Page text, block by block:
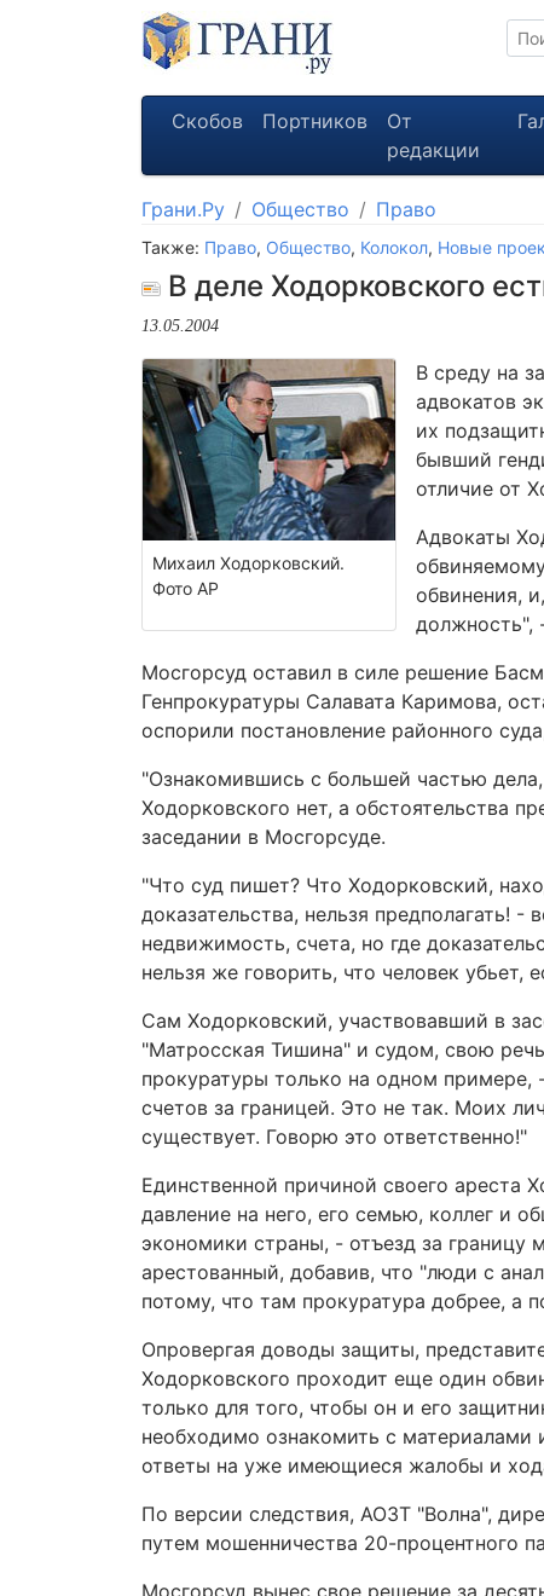
Скобов Портников
От
редакции
Грани.Ру Общество Право
Также: Право, Общество, Колокол, Новые
В деле Ходорковского
13.05.2004
Михаил Ходорковский.
Фото АР
В среду на
адвокатов
их
бывший
отличие от
Адвокаты
обвинения,
должность",
Мосгорсуд оставил в силе решение
Генпрокуратуры Салавата Каримова,
оспорили постановление районного
"Ознакомившись с большей частью
Ходорковского нет, а обстоятельства
заседании в Мосгорсуде.
"Что суд пишет? Что Ходорковский,
доказательства, нельзя предполагать!
недвижимость, счета, но где
нельзя же говорить, что человек убьет,
Сам Ходорковский, участвовавший в
"Матросская Тишина" и судом, свою
прокуратуры только на одном
счетов за границей. Это не так. Моих
существует. Говорю это ответственно!"
Единственной причиной своего ареста
давление на него, его семью, коллег и
экономики страны, - отъезд за границу
арестованный, добавив, что "люди с
потому, что там прокуратура добрее, а
Опровергая доводы защиты,
Ходорковского проходит еще один
только для того, чтобы он и его
необходимо ознакомить с материалами
ответы на уже имеющиеся жалобы и
По версии следствия, АОЗТ "Волна",
путем мошенничества 20-процентного
Мосгорсуд вынес свое решение за